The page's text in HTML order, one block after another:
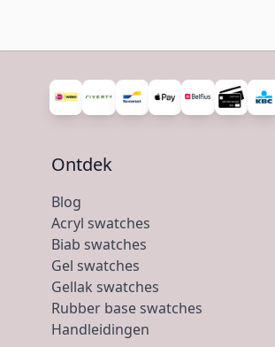
Ontdek
Blog
Acryl swatches
Biab swatches
Gel swatches
Gellak swatches
Rubber base swatches
Handleidingen